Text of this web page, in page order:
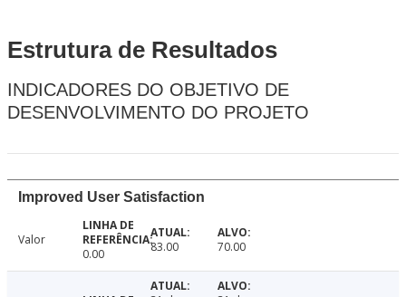
Estrutura de Resultados
INDICADORES DO OBJETIVO DE
DESENVOLVIMENTO DO PROJETO
Improved User Satisfaction
Valor
0.00
83.00 70.00